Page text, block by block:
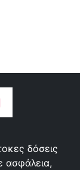
δόσεις
ασφάλεια,